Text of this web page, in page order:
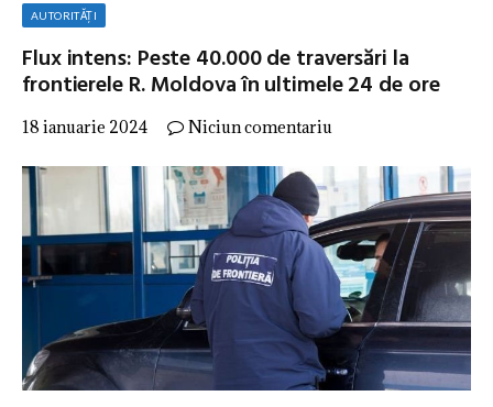
AUTORITĂȚI
Flux intens: Peste 40.000 de traversări la
frontierele R. Moldova în ultimele 24 de ore
18 ianuarie 2024 Niciun comentariu